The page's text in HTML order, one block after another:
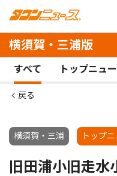
横須賀・三浦版
すべて トップニュ
戻る
横須賀・三浦 トップ
旧田浦小旧走